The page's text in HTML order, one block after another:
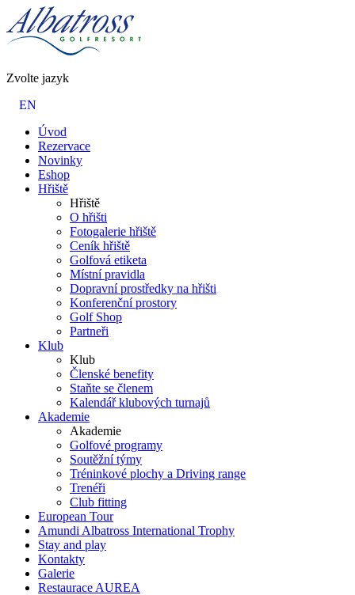
Zvolte jazyk
EN
Úvod
Rezervace
Novinky
Eshop
Hřiště
Hřiště
O hřišti
Fotogalerie hřiště
Ceník hřiště
Golfová etiketa
Místní pravidla
Dopravní prostředky na hřišti
Konferenční prostory
Golf Shop
Partneři
Klub
Klub
Členské benefity
Staňte se členem
Kalendář klubových turnajů
Akademie
Akademie
Golfové programy
Soutěžní týmy
Tréninkové plochy a Driving range
Trenéři
Club fitting
European Tour
Amundi Albatross International Trophy
Stay and play
Kontakty
Galerie
Restaurace AUREA